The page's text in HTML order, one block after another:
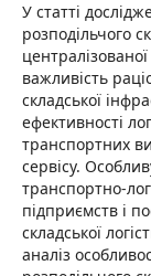
У статті
розподільчого
важливість
складської
ефективності
транспортних
сервісу.
транспортно-
підприємств і
складської
аналіз